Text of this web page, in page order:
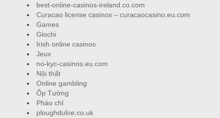
best-online-casinos-ireland.co.com
Curacao license casinos – curacaocasino.eu.com
Games
Giochi
Irish online casinos
Jeux
no-kyc-casinos.eu.com
Nội thất
Online gambling
Ốp Tường
Phào chỉ
ploughduloe.co.uk